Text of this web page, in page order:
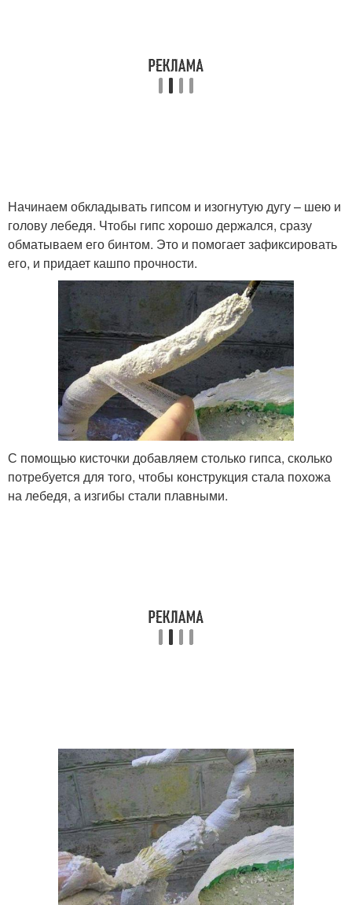
Начинаем обкладывать гипсом и изогнутую дугу – шею и
голову лебедя. Чтобы гипс хорошо держался, сразу
обматываем его бинтом. Это и помогает зафиксировать
его, и придает кашпо прочности.
С помощью кисточки добавляем столько гипса, сколько
потребуется для того, чтобы конструкция стала похожа
на лебедя, а изгибы стали плавными.